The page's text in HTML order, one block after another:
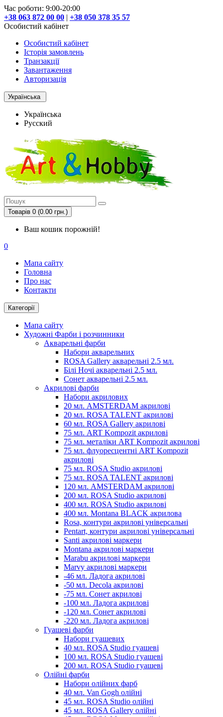
Час роботи: 9:00-20:00
+38 063 872 00 00 | +38 050 378 35 57
Особистий кабінет
Особистий кабінет
Історія замовлень
Транзакції
Завантаження
Авторизація
Українська
Українська
Русский
Товарів 0 (0.00 грн.)
Ваш кошик порожній!
0
Мапа сайту
Головна
Про нас
Контакти
Категорії
Мапа сайту
Художні Фарби і розчинники
Акварельні фарби
Набори акварельних
ROSA Gallery акварельні 2.5 мл.
Білі Ночі акварельні 2.5 мл.
Сонет акварельні 2.5 мл.
Акрилові фарби
Набори акрилових
20 мл. AMSTERDAM акрилові
20 мл. ROSA TALENT акрилові
60 мл. ROSA Gallery акрилові
75 мл. ART Kompozit акрилові
75 мл. металіки ART Kompozit акрилові
75 мл. флуоресцентні ART Kompozit
акрилові
75 мл. ROSA Studio акрилові
75 мл. ROSA TALENT акрилові
120 мл. AMSTERDAM акрилові
200 мл. ROSA Studio акрилові
400 мл. ROSA Studio акрилові
400 мл. Montana BLACK акрилова
Rosa, контури акрилові універсальні
Pentart, контури акрилові універсальні
Santi акрилові маркери
Montana акрилові маркери
Marabu акрилові маркери
Marvy акрилові маркери
-46 мл. Ладога акрилові
-50 мл. Decola акрилові
-75 мл. Сонет акрилові
-100 мл. Ладога акрилові
-120 мл. Сонет акрилові
-220 мл. Ладога акрилові
Гуашеві фарби
Набори гуашевих
40 мл. ROSA Studio гуашеві
100 мл. ROSA Studio гуашеві
200 мл. ROSA Studio гуашеві
Олійні фарби
Набори олійних фарб
40 мл. Van Gogh олійні
45 мл. ROSA Studio олійні
45 мл. ROSA Gallery олійні